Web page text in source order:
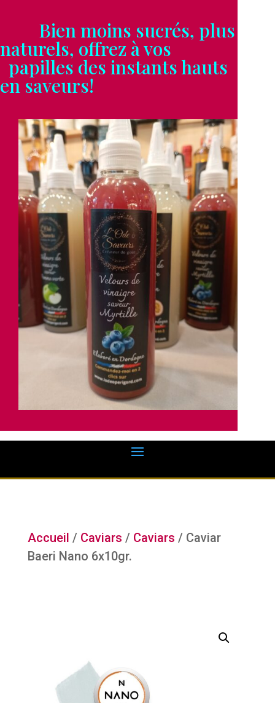
Bien moins sucrés, plus
naturels, offrez à vos
papilles des instants hauts
en saveurs!
Accueil / Caviars / Caviars / Caviar
Baeri Nano 6x10gr.